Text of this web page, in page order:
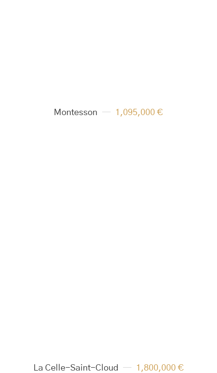
Montesson 1,095,000 €
La Celle-Saint-Cloud 1,800,000 €